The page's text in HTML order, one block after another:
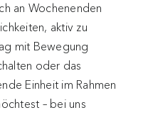
an Wochenenden
aktiv zu
mit Bewegung
oder das
Einheit im Rahmen
– bei uns